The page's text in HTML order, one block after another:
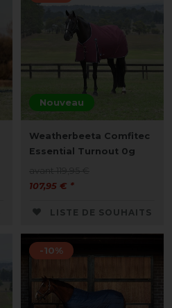
Nouveau
Weatherbeeta Comfitec
Essential Turnout 0g
107,95 € *
LISTE DE SOUHAITS
-10%